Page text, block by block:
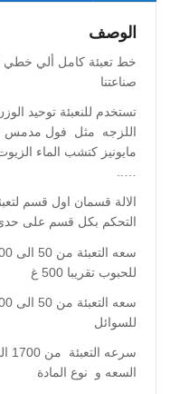
الوصف
صناعتنا
تستخدم للنعبئة توحيد
اللزجه مثل فول مدمس
مايونيز كتشب الماء
الالة قسمان اول قسم
التحكم بكل قسم على
للحبوب تقريبا 500 غ
للسوائل
السعه و نوع المادة